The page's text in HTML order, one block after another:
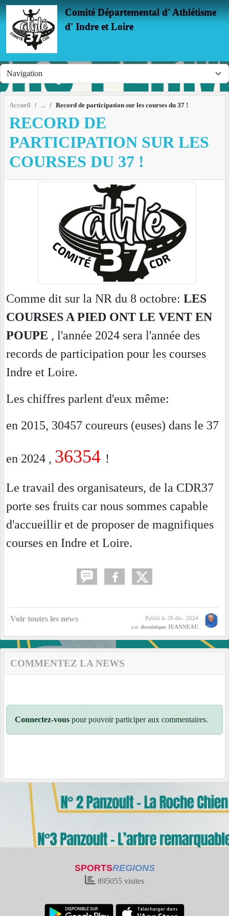
Comité Départemental d' Athlétisme
d' Indre et Loire
Accueil Record de participation sur les courses du 37 !
RECORD DE
PARTICIPATION SUR LES
COURSES DU 37 !
Comme dit sur la NR du 8 octobre: LES
COURSES A PIED ONT LE VENT EN
POUPE , l'année 2024 sera l'année des
records de participation pour les courses
Indre et Loire.
Les chiffres parlent d'eux même:
en 2015, 30457 coureurs (euses) dans le 37
en 2024 , 36354 !
Le travail des organisateurs, de la CDR37
porte ses fruits car nous sommes capable
d'accueillir et de proposer de magnifiques
courses en Indre et Loire.
Voir toutes les news Publié le 28 déc. 2024
par dominique JEANNEAU
COMMENTEZ LA NEWS
Connectez-vous pour pouvoir participer aux commentaires.
SPORTSREGIONS
895055 visites
Panneau de gestion des cookies